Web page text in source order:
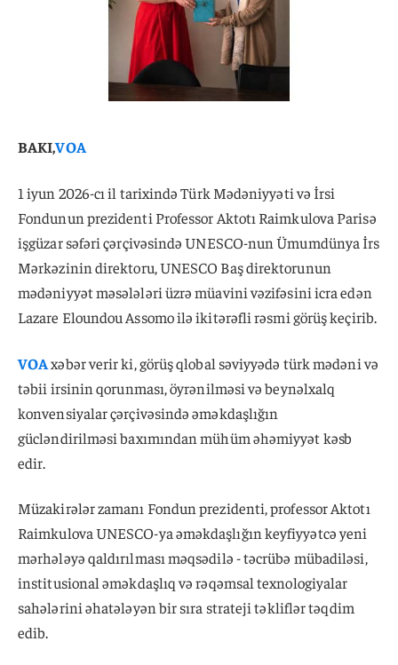
BAKI,VOA
1 iyun 2026-cı il tarixində Türk Mədəniyyəti və İrsi
Fondunun prezidenti Professor Aktotı Raimkulova Parisə
işgüzar səfəri çərçivəsində UNESCO-nun Ümumdünya İrs
Mərkəzinin direktoru, UNESCO Baş direktorunun
mədəniyyət məsələləri üzrə müavini vəzifəsini icra edən
Lazare Eloundou Assomo ilə ikitərəfli rəsmi görüş keçirib.
VOAxəbər verir ki, görüş qlobal səviyyədə türk mədəni və
təbii irsinin qorunması, öyrənilməsi və beynəlxalq
konvensiyalar çərçivəsində əməkdaşlığın
gücləndirilməsi baxımından mühüm əhəmiyyət kəsb
edir.
Müzakirələr zamanı Fondun prezidenti, professor Aktotı
Raimkulova UNESCO-ya əməkdaşlığın keyfiyyətcə yeni
mərhələyə qaldırılması məqsədilə - təcrübə mübadiləsi,
institusional əməkdaşlıq və rəqəmsal texnologiyalar
sahələrini əhatələyən bir sıra strateji təkliflər təqdim
edib.